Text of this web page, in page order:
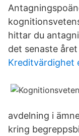
hittar du
det senaste
Kreditvärdighet
avdelning i
kring